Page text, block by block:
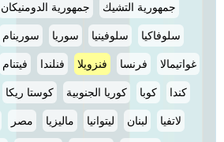
جمهورية التشيك جمهورية الدومنيكان
سلوفاكيا سلوفينيا سوريا سورينام
غواتيمالا فرنسا فنزويلا فنلندا فيتنام
كندا كوبا كوريا الجنوبية كوستا ريكا
لاتفيا لبنان ليتوانيا ماليزيا مصر